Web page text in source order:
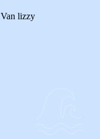
Van lizzy